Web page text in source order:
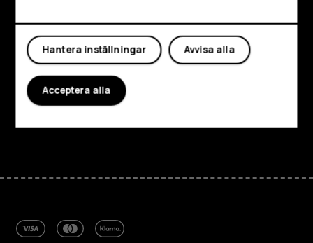
Om
Planet and people
Kundservice
FacebookInstagram
TiktokYoutubeLinkedinDiscord
Avvisa alla
Hantera inställningar
Acceptera alla